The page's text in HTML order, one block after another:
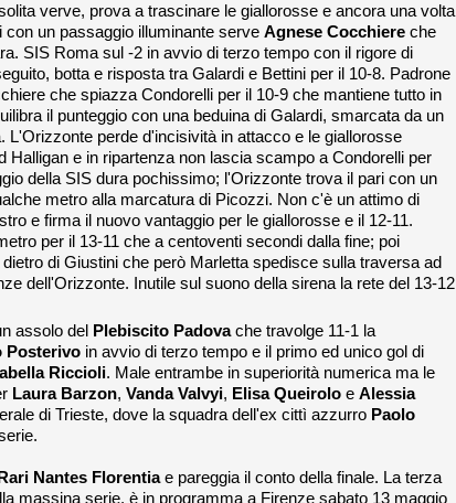
verve, prova a trascinare le giallorosse e ancora una volta
un passaggio illuminante serve Agnese Cocchiere che
SIS Roma sul -2 in avvio di terzo tempo con il rigore di
botta e risposta tra Galardi e Bettini per il 10-8. Padrone
che spiazza Condorelli per il 10-9 che mantiene tutto in
il punteggio con una beduina di Galardi, smarcata da un
perde d'incisività in attacco e le giallorosse
Halligan e in ripartenza non lascia scampo a Condorelli per
della SIS dura pochissimo; l'Orizzonte trova il pari con un
metro alla marcatura di Picozzi. Non c'è un attimo di
e firma il nuovo vantaggio per le giallorosse e il 12-11.
per il 13-11 che a centoventi secondi dalla fine; poi
di Giustini che però Marletta spedisce sulla traversa ad
dell'Orizzonte. Inutile sul suono della sirena la rete del 13-12
assolo del Plebiscito Padovache travolge 11-1 la
Posterivo in avvio di terzo tempo e il primo ed unico gol di
Riccioli. Male entrambe in superiorità numerica ma le
Laura Barzon, Vanda Valvyi, Elisa Queirolo e Alessia
di Trieste, dove la squadra dell'ex cittì azzurro Paolo
Nantes Florentiae pareggia il conto della finale. La terza
massina serie, è in programma a Firenze sabato 13 maggio